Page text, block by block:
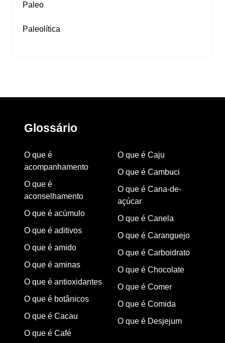
Paleo
Paleolítica
Glossário
O que é
acompanhamento
O que é
aconselhamento
O que é acúmulo
O que é aditivos
O que é amido
O que é aminas
O que é antioxidantes
O que é botânicos
O que é Cacau
O que é Café
O que é Caju
O que é Cambuci
O que é Cana-de-
açúcar
O que é Canela
O que é Caranguejo
O que é Carboidrato
O que é Chocolate
O que é Comer
O que é Comida
O que é Desjejum